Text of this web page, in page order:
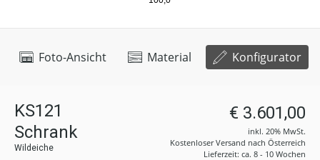
Foto-Ansicht Material Konfigurator
KS121
Schrank
Wildeiche
€ 3.601,00
inkl. 20% MwSt.
Kostenloser Versand nach Österreich
Lieferzeit: ca. 8 - 10 Wochen